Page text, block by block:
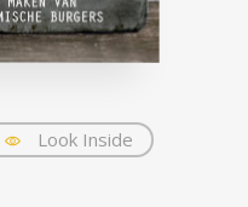
Look Inside